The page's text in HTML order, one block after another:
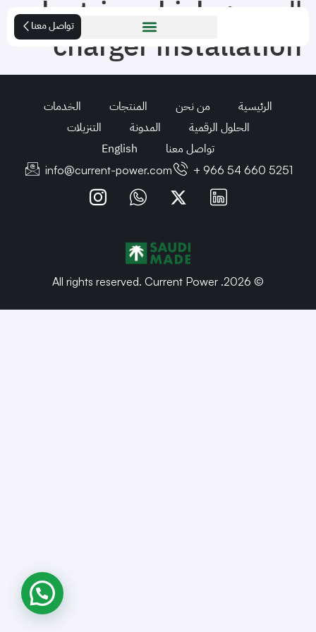
تواصل معنا الوسم:
electric vehicle
charger installation
الرئيسية من نحن المنتجات
الخدمات
الحلول الرقمية
المدونة
التنزيلات
تواصل معنا
English
info@current-power.com + 966 54 660 5251
© 2026. All rights reserved. Current Power